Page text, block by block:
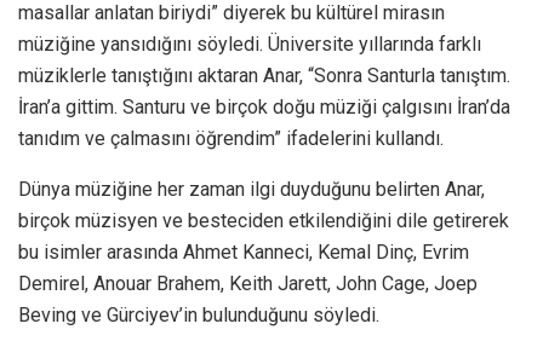
masallar anlatan biriydi” diyerek bu kültürel mirasın
müziğine yansıdığını söyledi. Üniversite yıllarında farklı
müziklerle tanıştığını aktaran Anar, “Sonra Santurla tanıştım.
İran’a gittim. Santuru ve birçok doğu müziği çalgısını İran’da
tanıdım ve çalmasını öğrendim” ifadelerini kullandı.
Dünya müziğine her zaman ilgi duyduğunu belirten Anar,
birçok müzisyen ve besteciden etkilendiğini dile getirerek
bu isimler arasında Ahmet Kanneci, Kemal Dinç, Evrim
Demirel, Anouar Brahem, Keith Jarett, John Cage, Joep
Beving ve Gürciyev’in bulunduğunu söyledi.